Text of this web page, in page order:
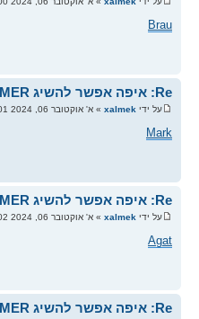
Brau
Re: איפה אפשר להשיג CHIP PROGRAMMER?
על ידי xalmek » א' אוקטובר 06, 2024 4:01 am
Mark
Re: איפה אפשר להשיג CHIP PROGRAMMER?
על ידי xalmek » א' אוקטובר 06, 2024 4:02 am
Agat
Re: איפה אפשר להשיג CHIP PROGRAMMER?